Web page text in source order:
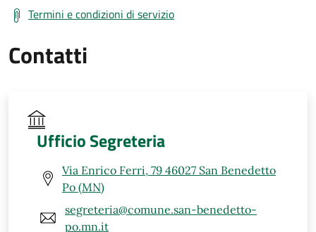
Termini e condizioni di servizio
Contatti
Ufficio Segreteria
Via Enrico Ferri, 79 46027 San Benedetto
Po (MN)
segreteria@comune.san-benedetto-
po.mn.it